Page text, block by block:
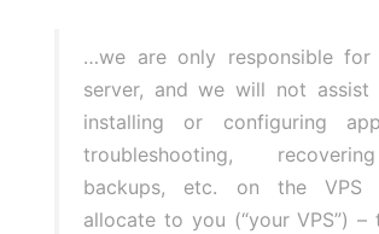
…we are only responsible for
server, and we will not assist
installing or configuring
troubleshooting,
backups, etc. on the VPS
allocate to you (“your VPS”) –